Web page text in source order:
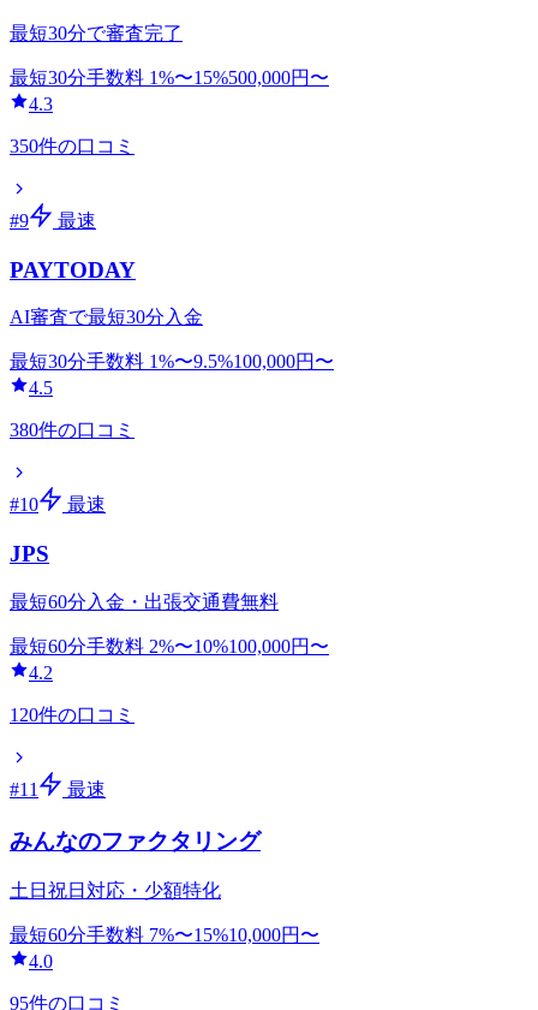
最短30分で審査完了
最短30分手数料 1%〜15%500,000円〜
4.3
350件の口コミ
#9 最速
PAYTODAY
AI審査で最短30分入金
最短30分手数料 1%〜9.5%100,000円〜
4.5
380件の口コミ
#10 最速
JPS
最短60分入金・出張交通費無料
最短60分手数料 2%〜10%100,000円〜
4.2
120件の口コミ
#11 最速
みんなのファクタリング
土日祝日対応・少額特化
最短60分手数料 7%〜15%10,000円〜
4.0
95件の口コミ